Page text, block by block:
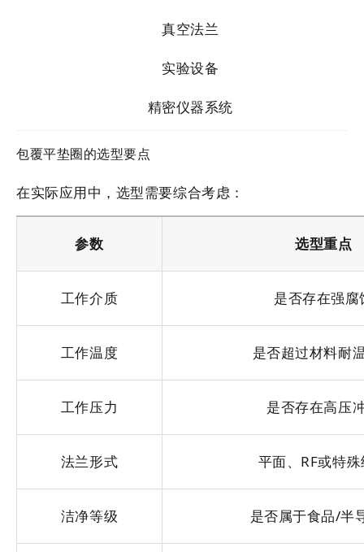
真空法兰
实验设备
精密仪器系统
包覆平垫圈的选型要点
在实际应用中，选型需要综合考虑：
参数 选型重点
工作介质 是否存在强腐
工作温度 是否超过材料耐
工作压力 是否存在高压
法兰形式 平面、RF或特
洁净等级 是否属于食品/半